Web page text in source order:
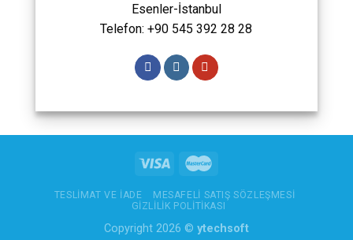
Esenler-İstanbul
Telefon: +90 545 392 28 28
TESLIMAT VE İADE
MESAFELI SATIŞ SÖZLEŞMESI
GIZLILIK POLITIKASI
Copyright 2026 © ytechsoft